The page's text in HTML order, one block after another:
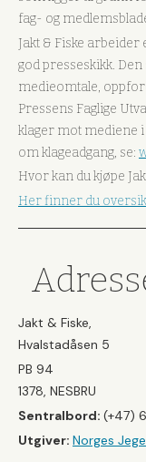
fag- og
Jakt & Fiske
god presseskikk.
medieomtale,
Pressens Faglige
klager mot mediene
om klageadgang, se:
Hvor kan du kjøpe
Her finner du
Jakt & Fiske,
Hvalstadåsen 5
PB 94
1378, NESBRU
Sentralbord: (+47)
Utgiver: Norges